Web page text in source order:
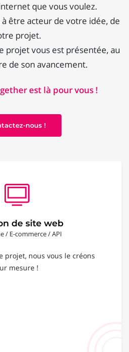
que vous voulez.
être acteur de votre idée, de
projet.
projet vous est présentée, au
de son avancement.
est là pour vous !
nous !
de site web
/ E-commerce / API
projet, nous vous le créons
mesure !